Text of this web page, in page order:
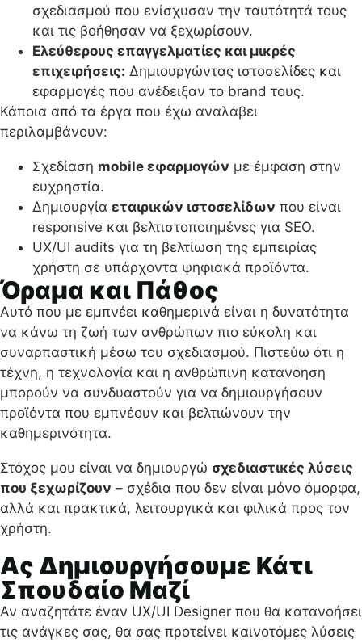
σχεδιασμού που ενίσχυσαν την ταυτότητά τους
και τις βοήθησαν να ξεχωρίσουν.
Ελεύθερους επαγγελματίες και μικρές
επιχειρήσεις: Δημιουργώντας ιστοσελίδες και
εφαρμογές που ανέδειξαν το brand τους.
Κάποια από τα έργα που έχω αναλάβει
περιλαμβάνουν:
Σχεδίαση mobile εφαρμογών με έμφαση στην
ευχρηστία.
Δημιουργία εταιρικών ιστοσελίδων που είναι
responsive και βελτιστοποιημένες για SEO.
UX/UI audits για τη βελτίωση της εμπειρίας
χρήστη σε υπάρχοντα ψηφιακά προϊόντα.
Όραμα και Πάθος
Αυτό που με εμπνέει καθημερινά είναι η δυνατότητα
να κάνω τη ζωή των ανθρώπων πιο εύκολη και
συναρπαστική μέσω του σχεδιασμού. Πιστεύω ότι η
τέχνη, η τεχνολογία και η ανθρώπινη κατανόηση
μπορούν να συνδυαστούν για να δημιουργήσουν
προϊόντα που εμπνέουν και βελτιώνουν την
καθημερινότητα.
Στόχος μου είναι να δημιουργώ σχεδιαστικές λύσεις
που ξεχωρίζουν – σχέδια που δεν είναι μόνο όμορφα,
αλλά και πρακτικά, λειτουργικά και φιλικά προς τον
χρήστη.
Ας Δημιουργήσουμε Κάτι
Σπουδαίο Μαζί
Αν αναζητάτε έναν UX/UI Designer που θα κατανοήσει
τις ανάγκες σας, θα σας προτείνει καινοτόμες λύσεις